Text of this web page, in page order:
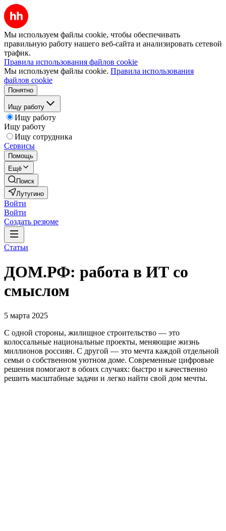
Мы используем файлы cookie, чтобы обеспечивать
правильную работу нашего веб-сайта и анализировать сетевой
трафик.
Правила использования файлов cookie
Мы используем файлы cookie. Правила использования
файлов cookie
Понятно
Ищу работу
Ищу работу
Ищу работу
Ищу сотрудника
Сервисы
Помощь
Ещё
Поиск
Лутугино
Войти
Войти
Создать резюме
Статьи
ДОМ.РФ: работа в ИТ со
смыслом
5 марта 2025
С одной стороны, жилищное строительство — это
колоссальные национальные проекты, меняющие жизнь
миллионов россиян. С другой — это мечта каждой отдельной
семьи о собственном уютном доме. Современные цифровые
решения помогают в обоих случаях: быстро и качественно
решить масштабные задачи и легко найти свой дом мечты.